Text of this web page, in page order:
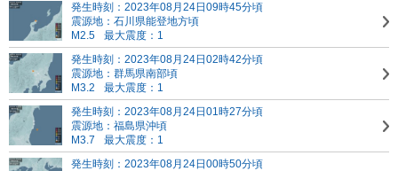
発生時刻：2023年08月24日09時45分頃
震源地：石川県能登地方頃
M2.5
最大震度：1
発生時刻：2023年08月24日02時42分頃
震源地：群馬県南部頃
M3.2
最大震度：1
発生時刻：2023年08月24日01時27分頃
震源地：福島県沖頃
M3.7
最大震度：1
発生時刻：2023年08月24日00時50分頃